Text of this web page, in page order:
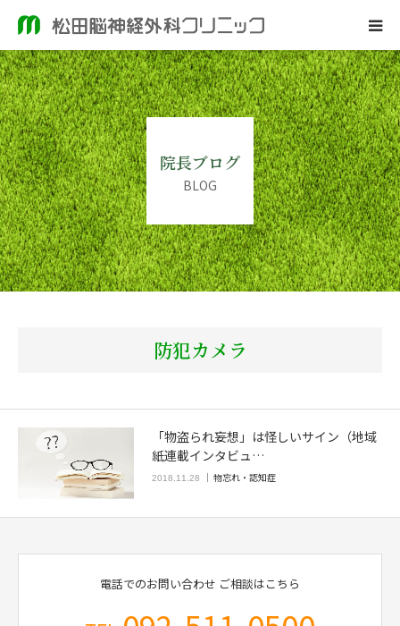
院長ブログ
BLOG
防犯カメラ
「物盗られ妄想」は怪しいサイン（地域
紙連載インタビュ…
2018.11.28 物忘れ・認知症
電話でのお問い合わせ ご相談はこちら
ホーム
当院のご案内
脳神経外科
皮膚科
院長ブログ